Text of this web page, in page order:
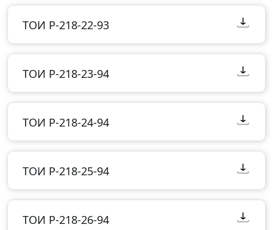
ТОИ Р-218-22-93
ТОИ Р-218-23-94
ТОИ Р-218-24-94
ТОИ Р-218-25-94
ТОИ Р-218-26-94